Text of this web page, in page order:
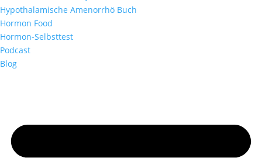
Hypothalamische Amenorrhö Buch
Hormon Food
Hormon-Selbsttest
Podcast
Blog